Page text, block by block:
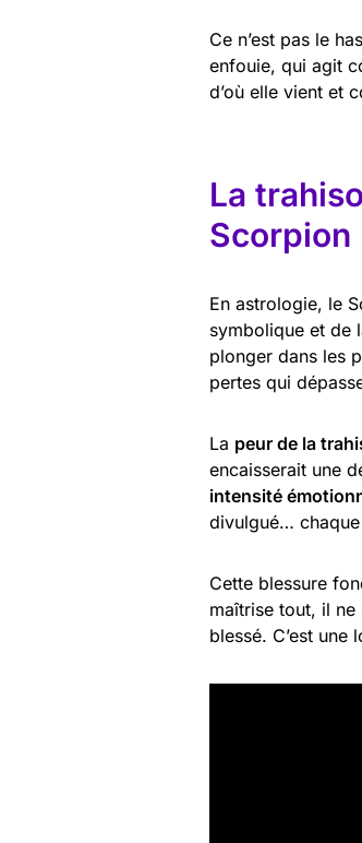
Ce n’est pas le
enfouie, qui agit
d’où elle vient et
La
Scorpion
En astrologie, le
symbolique et de
plonger dans les
pertes qui
La peur de la
encaisserait une
intensité
divulgué… chaque
Cette blessure
maîtrise tout, il ne
blessé. C’est